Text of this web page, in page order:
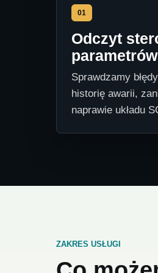
01
Odczyt
parametrów
Sprawdzamy
historię awarii,
naprawie układu
ZAKRES USŁUGI